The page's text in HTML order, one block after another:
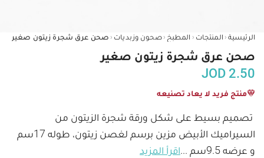
الرئيسية ‹ المنتجات ‹ المطبخ ‹ صحون وزبديات ‹ صحن عرق شجرة زيتون صغير
صحن عرق شجرة زيتون صغير
JOD 2.50
منتج فريد لا يعاد تصنيعه
تصميم بسيط على شكل ورقة شجرة الزيتون من
السيراميك الأبيض مزين برسم لغصن زيتون، طوله 17سم
و عرضه 9.5سم
...اقرأ المزيد